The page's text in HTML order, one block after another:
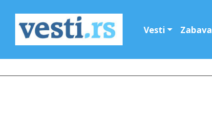
Vesti Zabava